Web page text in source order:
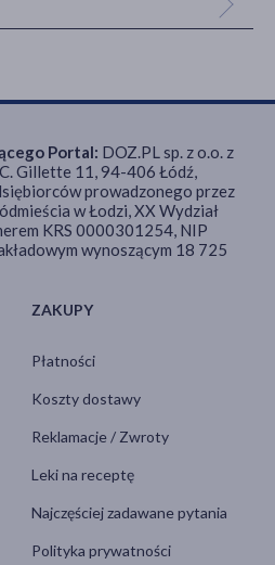
ZAKUPY
Płatności
Koszty dostawy
Reklamacje / Zwroty
Leki na receptę
Najczęściej zadawane pytania
Polityka prywatności
Portal: DOZ.PL sp. z o.o. z
Gillette 11, 94-406 Łódź,
prowadzonego przez
w Łodzi, XX Wydział
KRS 0000301254, NIP
wynoszącym 18 725